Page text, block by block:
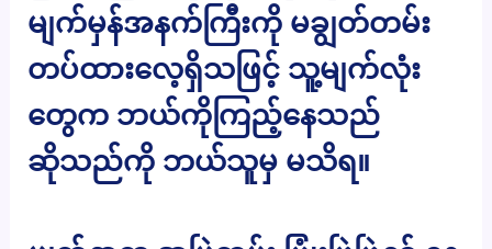
မျက်မှန်အနက်ကြီးကို မချွတ်တမ်း
တပ်ထားလေ့ရှိသဖြင့် သူ့မျက်လုံး
တွေက ဘယ်ကိုကြည့်နေသည်
ဆိုသည်ကို ဘယ်သူမှ မသိရ။